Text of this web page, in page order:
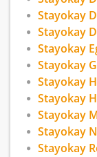
Stayokay
Stayokay
Stayokay
Stayokay
Stayokay
Stayokay
Stayokay
Stayokay
Stayokay